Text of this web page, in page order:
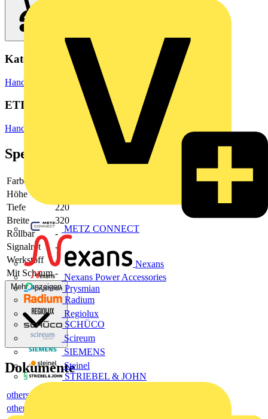
METZ CONNECT
Nexans
Nexans Power Accessories
Prysmian
Radium
Regiolux
SCHÜCO
Scireum
SIEMENS
Steinel
STRIEBEL & JOHN
Kategorien
Hand- und Elektrowerkzeuge Handwerkzeuge
ETIM Group
Handwerkzeuge
Spezifikationen
Farbe
Höhe
Tiefe
220
Breite
320
Rollbar
-
Signalrot
-
Werkstoff
-
Mit Schaum -
Mehr anzeigen
Dokumente
others
others